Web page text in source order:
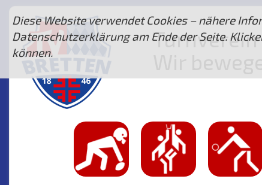
Turnverein
Diese Website verwendet Cookies – nähere
Datenschutzerklärung am Ende der Seite.
können.